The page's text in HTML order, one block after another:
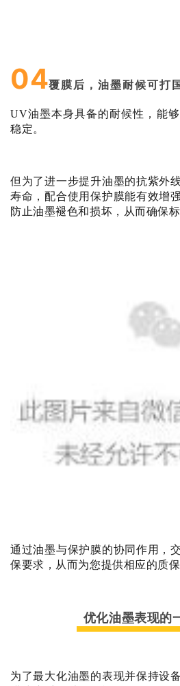
04覆膜后，油墨耐候可打
UV油墨本身具备的耐候性，能
稳定。
但为了进一步提升油墨的抗紫外
寿命，配合使用保护膜能有效增
防止油墨褪色和损坏，从而确保
通过油墨与保护膜的协同作用，
保要求，从而为您提供相应的质保
优化油墨表现的
为了最大化油墨的表现并保持设